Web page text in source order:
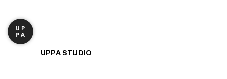
UPPA STUDIO